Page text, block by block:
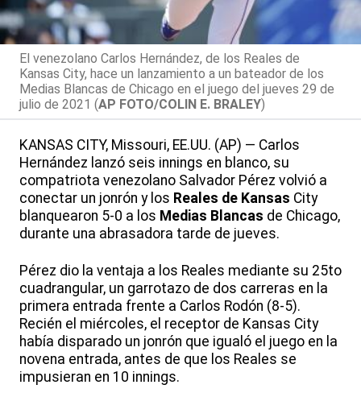
El venezolano Carlos Hernández, de los Reales de
Kansas City, hace un lanzamiento a un bateador de los
Medias Blancas de Chicago en el juego del jueves 29 de
julio de 2021 (AP FOTO/COLIN E. BRALEY)
KANSAS CITY, Missouri, EE.UU. (AP) — Carlos
Hernández lanzó seis innings en blanco, su
compatriota venezolano Salvador Pérez volvió a
conectar un jonrón y los Reales de Kansas City
blanquearon 5-0 a los Medias Blancas de Chicago,
durante una abrasadora tarde de jueves.
Pérez dio la ventaja a los Reales mediante su 25to
cuadrangular, un garrotazo de dos carreras en la
primera entrada frente a Carlos Rodón (8-5).
Recién el miércoles, el receptor de Kansas City
había disparado un jonrón que igualó el juego en la
novena entrada, antes de que los Reales se
impusieran en 10 innings.